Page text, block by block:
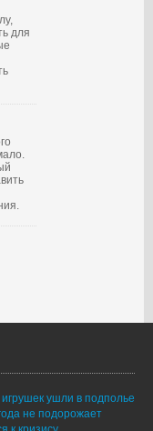
для
ушли в подполье
не подорожает